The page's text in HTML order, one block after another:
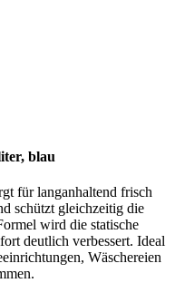
blau
für langanhaltend frisch
schützt gleichzeitig die
wird die statische
deutlich verbessert. Ideal
Wäschereien